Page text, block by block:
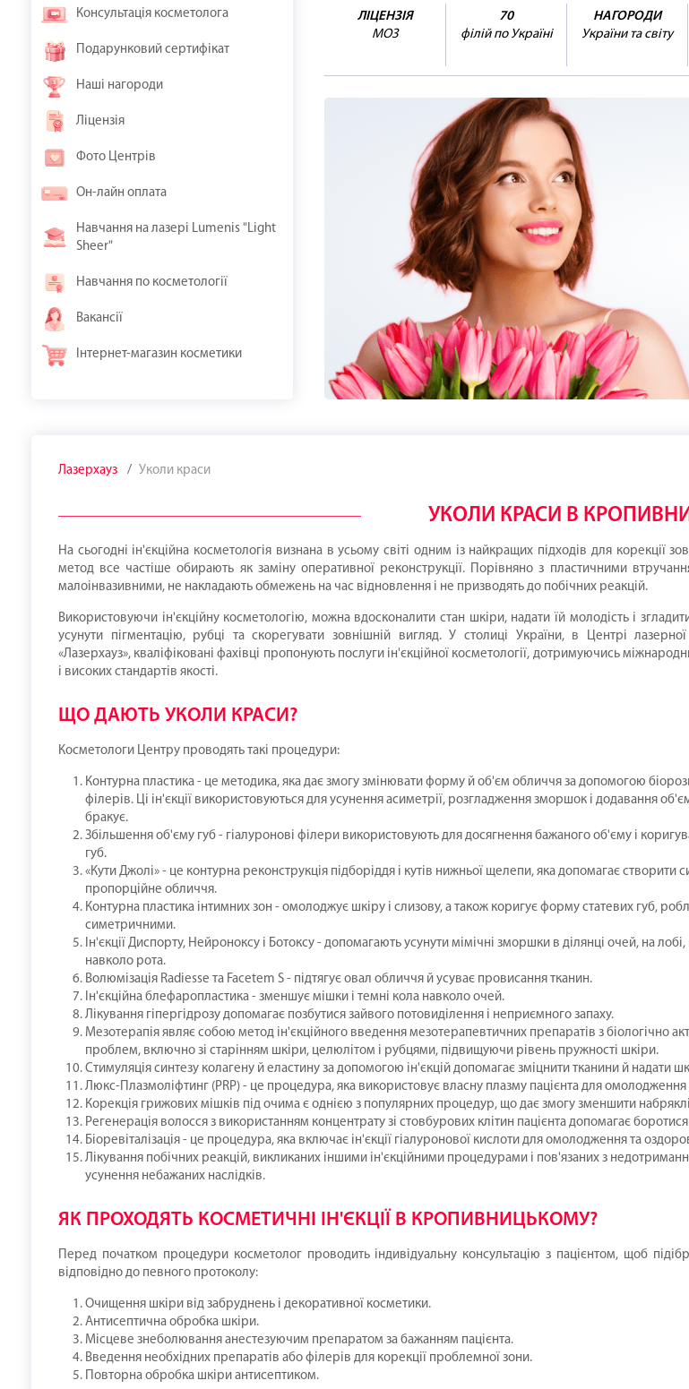
Консультація косметолога
Подарунковий сертифікат
Наші нагороди
Ліцензія
Фото Центрів
Он-лайн оплата
Навчання на лазері Lumenis "Light
Sheer"
Навчання по косметології
Вакансії
Інтернет-магазин косметики
ЛІЦЕНЗІЯ
МОЗ
70
філій по Україні
НАГОРОДИ
України та світу
Лазерхауз Уколи краси
УКОЛИ КРАСИ В
На сьогодні ін'єкційна косметологія визнана в усьому світі одним із найкращих підходів для корекції
метод все частіше обирають як заміну оперативної реконструкції. Порівняно з пластичними
малоінвазивними, не накладають обмежень на час відновлення і не призводять до побічних реакцій.
Використовуючи ін'єкційну косметологію, можна вдосконалити стан шкіри, надати їй молодість і
усунути пігментацію, рубці та скорегувати зовнішній вигляд. У столиці України, в Центрі лазерної
«Лазерхауз», кваліфіковані фахівці пропонують послуги ін'єкційної косметології, дотримуючись
і високих стандартів якості.
ЩО ДАЮТЬ УКОЛИ КРАСИ?
Косметологи Центру проводять такі процедури:
Контурна пластика - це методика, яка дає змогу змінювати форму й об'єм обличчя за допомогою
філерів. Ці ін'єкції використовуються для усунення асиметрії, розгладження зморшок і додавання
бракує.
Збільшення об'єму губ - гіалуронові філери використовують для досягнення бажаного об'єму і
губ.
«Кути Джолі» - це контурна реконструкція підборіддя і кутів нижньої щелепи, яка допомагає створити
пропорційне обличчя.
Контурна пластика інтимних зон - омолоджує шкіру і слизову, а також коригує форму статевих губ,
симетричними.
Ін'єкції Диспорту, Нейроноксу і Ботоксу - допомагають усунути мімічні зморшки в ділянці очей, на лобі,
навколо рота.
Волюмізація Radiesse та Facetem S - підтягує овал обличчя й усуває провисання тканин.
Ін'єкційна блефаропластика - зменшує мішки і темні кола навколо очей.
Лікування гіпергідрозу допомагає позбутися зайвого потовиділення і неприємного запаху.
Мезотерапія являє собою метод ін'єкційного введення мезотерапевтичних препаратів з
проблем, включно зі старінням шкіри, целюлітом і рубцями, підвищуючи рівень пружності шкіри.
Стимуляція синтезу колагену й еластину за допомогою ін'єкцій допомагає зміцнити тканини й надати
Люкс-Плазмоліфтинг (PRP) - це процедура, яка використовує власну плазму пацієнта для
Корекція грижових мішків під очима є однією з популярних процедур, що дає змогу зменшити
Регенерація волосся з використанням концентрату зі стовбурових клітин пацієнта допомагає
Біоревіталізація - це процедура, яка включає ін'єкції гіалуронової кислоти для омолодження та
Лікування побічних реакцій, викликаних іншими ін'єкційними процедурами і пов'язаних з
усунення небажаних наслідків.
ЯК ПРОХОДЯТЬ КОСМЕТИЧНІ ІН'ЄКЦІЇ В КРОПИВНИЦЬКОМУ?
Перед початком процедури косметолог проводить індивідуальну консультацію з пацієнтом, щоб
відповідно до певного протоколу:
Очищення шкіри від забруднень і декоративної косметики.
Антисептична обробка шкіри.
Місцеве знеболювання анестезуючим препаратом за бажанням пацієнта.
Введення необхідних препаратів або філерів для корекції проблемної зони.
Повторна обробка шкіри антисептиком.